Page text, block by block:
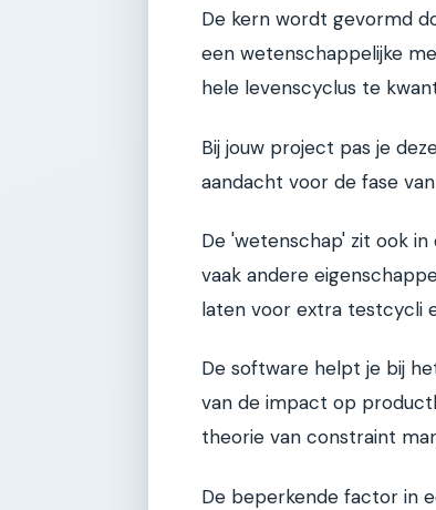
De kern wordt gevormd
een wetenschappelijke
hele levenscyclus te
Bij jouw project pas je
aandacht voor de fase
De 'wetenschap' zit ook
vaak andere
laten voor extra testcycli
De software helpt je bij
van de impact op
theorie van constraint
De beperkende factor in